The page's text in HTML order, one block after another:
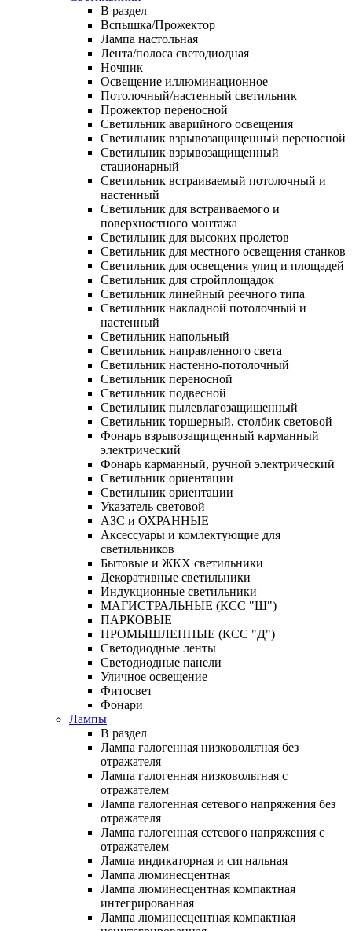
В раздел
Вспышка/Прожектор
Лампа настольная
Лента/полоса светодиодная
Ночник
Освещение иллюминационное
Потолочный/настенный светильник
Прожектор переносной
Светильник аварийного освещения
Светильник взрывозащищенный переносной
Светильник взрывозащищенный
стационарный
Светильник встраиваемый потолочный и
настенный
Светильник для встраиваемого и
поверхностного монтажа
Светильник для высоких пролетов
Светильник для местного освещения станков
Светильник для освещения улиц и площадей
Светильник для стройплощадок
Светильник линейный реечного типа
Светильник накладной потолочный и
настенный
Светильник напольный
Светильник направленного света
Светильник настенно-потолочный
Светильник переносной
Светильник подвесной
Светильник пылевлагозащищенный
Светильник торшерный, столбик световой
Фонарь взрывозащищенный карманный
электрический
Фонарь карманный, ручной электрический
Светильник ориентации
Светильник ориентации
Указатель световой
АЗС и ОХРАННЫЕ
Аксессуары и комлектующие для
светильников
Бытовые и ЖКХ светильники
Декоративные светильники
Индукционные светильники
МАГИСТРАЛЬНЫЕ (КСС "Ш")
ПАРКОВЫЕ
ПРОМЫШЛЕННЫЕ (КСС "Д")
Светодиодные ленты
Светодиодные панели
Уличное освещение
Фитосвет
Фонари
Лампы
В раздел
Лампа галогенная низковольтная без
отражателя
Лампа галогенная низковольтная с
отражателем
Лампа галогенная сетевого напряжения без
отражателя
Лампа галогенная сетевого напряжения с
отражателем
Лампа индикаторная и сигнальная
Лампа люминесцентная
Лампа люминесцентная компактная
интегрированная
Лампа люминесцентная компактная